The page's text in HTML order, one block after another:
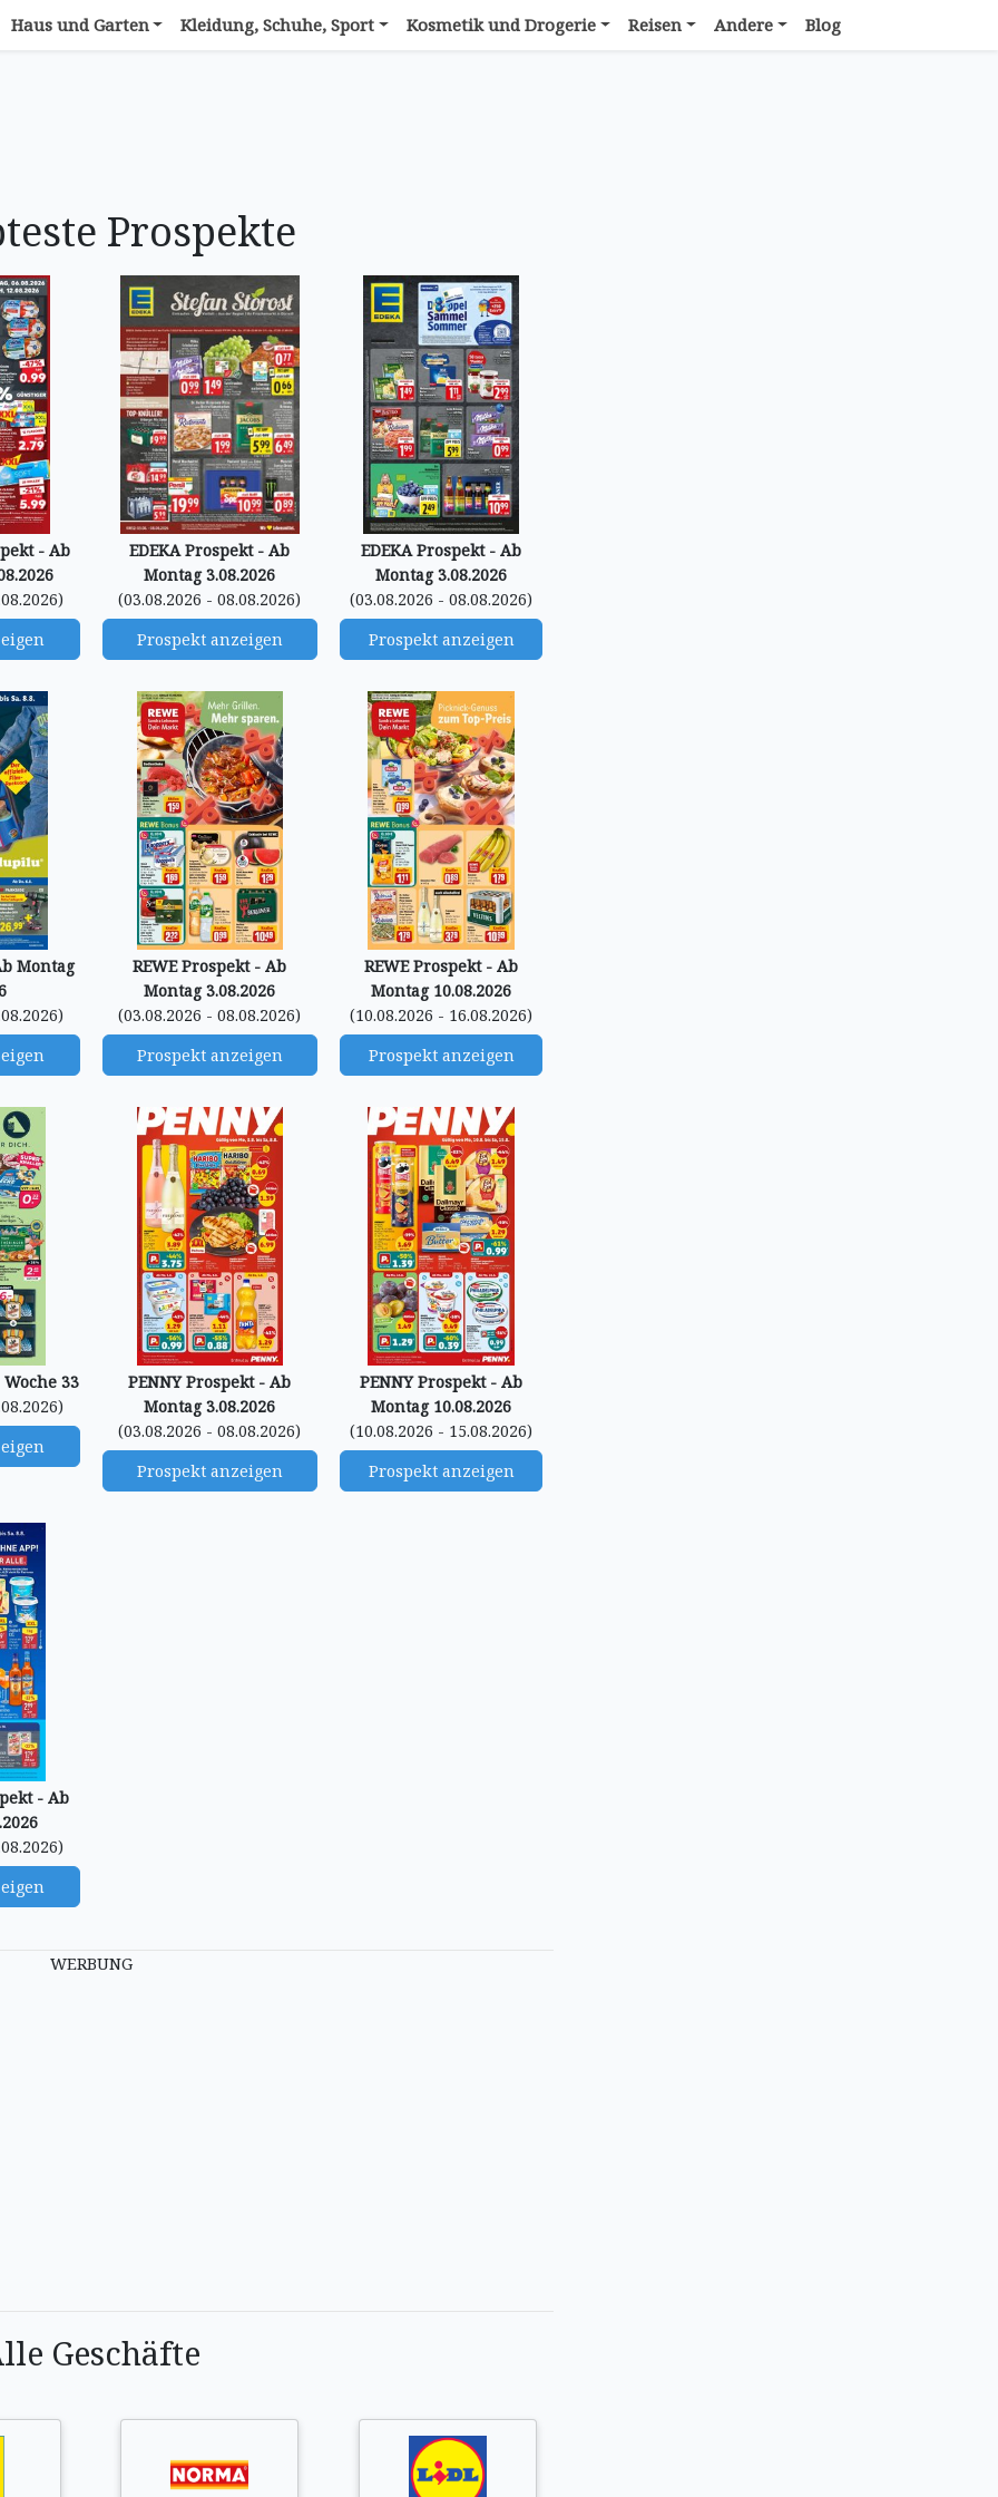
Haus und Garten Kleidung, Schuhe, Sport Kosmetik und Drogerie Reisen Andere Blog
Prospekte
- Ab
EDEKA Prospekt - Ab
Montag 3.08.2026
(03.08.2026 - 08.08.2026)
Prospekt anzeigen
EDEKA Prospekt - Ab
Montag 3.08.2026
(03.08.2026 - 08.08.2026)
Prospekt anzeigen
Montag
REWE Prospekt - Ab
Montag 3.08.2026
(03.08.2026 - 08.08.2026)
Prospekt anzeigen
REWE Prospekt - Ab
Montag 10.08.2026
(10.08.2026 - 16.08.2026)
Prospekt anzeigen
33
PENNY Prospekt - Ab
Montag 3.08.2026
(03.08.2026 - 08.08.2026)
Prospekt anzeigen
PENNY Prospekt - Ab
Montag 10.08.2026
(10.08.2026 - 15.08.2026)
Prospekt anzeigen
- Ab
WERBUNG
Geschäfte